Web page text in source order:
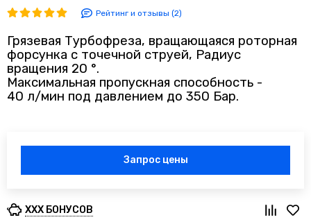
Рейтинг и отзывы (2)
Грязевая Турбофреза, вращающаяся роторная
форсунка с точечной струей, Радиус
вращения 20 °.
Максимальная пропускная способность -
40 л/мин под давлением до 350 Бар.
Запрос цены
XXX БОНУСОВ